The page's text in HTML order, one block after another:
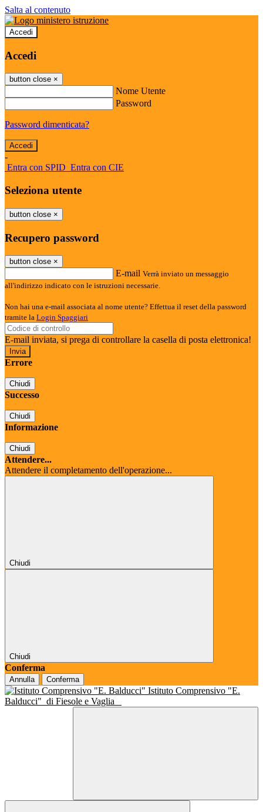
Salta al contenuto
Accedi
Accedi
button close ×
Nome Utente
Password
Password dimenticata?
-
Entra con SPID Entra con CIE
Seleziona utente
button close ×
Recupero password
button close ×
E-mail Verrà inviato un messaggio
all'indirizzo indicato con le istruzioni necessarie.
Non hai una e-mail associata al nome utente? Effettua il reset della password
tramite la Login Spaggiari
E-mail inviata, si prega di controllare la casella di posta elettronica!
Errore
Chiudi
Successo
Chiudi
Informazione
Chiudi
Attendere...
Attendere il completamento dell'operazione...
Chiudi
Chiudi
Conferma
Annulla Conferma
Istituto Comprensivo "E.
Balducci" di Fiesole e Vaglia